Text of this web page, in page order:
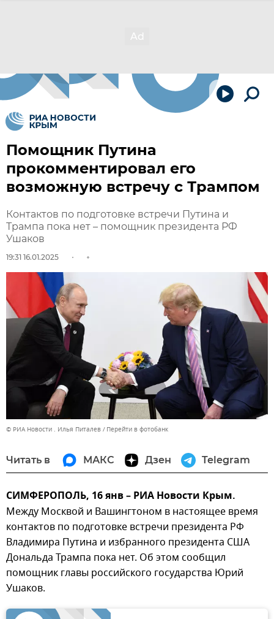
Помощник Путина
прокомментировал его
возможную встречу с Трампом
Контактов по подготовке встречи Путина и
Трампа пока нет – помощник президента РФ
Ушаков
19:31 16.01.2025
© РИА Новости . Илья Питалев Перейти в фотобанк
Читать в МАКС Дзен Telegram
СИМФЕРОПОЛЬ, 16 янв – РИА Новости Крым.
Между Москвой и Вашингтоном в настоящее время
контактов по подготовке встречи президента РФ
Владимира Путина и избранного президента США
Дональда Трампа пока нет. Об этом сообщил
помощник главы российского государства Юрий
Ушаков.